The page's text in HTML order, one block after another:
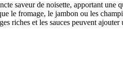
saveur de noisette, apportant une
le fromage, le jambon ou les
riches et les sauces peuvent